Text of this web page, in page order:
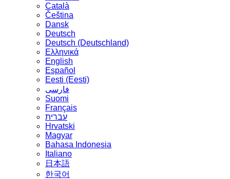
Сatalà
Čeština
Dansk
Deutsch
Deutsch (Deutschland)
Ελληνικά
English
Español
Eesti (Eesti)
فارسی
Suomi
Français
עברית
Hrvatski
Magyar
Bahasa Indonesia
Italiano
日本語
한국어